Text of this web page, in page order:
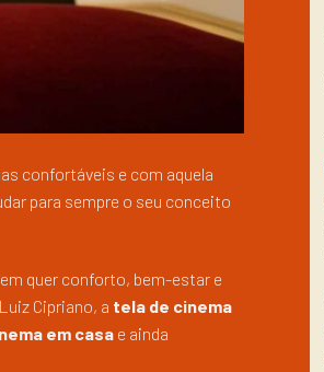
confortáveis e com aquela
para sempre o seu conceito
quer conforto, bem-estar e
Cipriano, a tela de cinema
em casa e ainda